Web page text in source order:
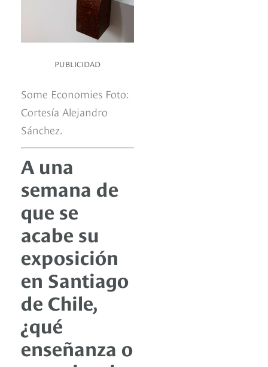
PUBLICIDAD
Some Economies Foto:
Cortesía Alejandro
Sánchez.
A una
semana de
que se
acabe su
exposición
en Santiago
de Chile,
¿qué
enseñanza o